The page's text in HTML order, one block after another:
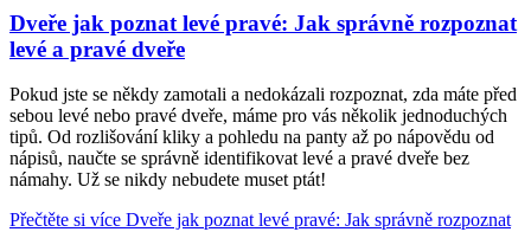
Dveře jak poznat levé pravé: Jak správně rozpoznat
levé a pravé dveře
Pokud jste se někdy zamotali a nedokázali rozpoznat, zda máte před
sebou levé nebo pravé dveře, máme pro vás několik jednoduchých
tipů. Od rozlišování kliky a pohledu na panty až po nápovědu od
nápisů, naučte se správně identifikovat levé a pravé dveře bez
námahy. Už se nikdy nebudete muset ptát!
Přečtěte si více Dveře jak poznat levé pravé: Jak správně rozpoznat